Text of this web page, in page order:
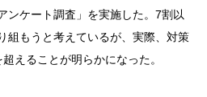
ンケート調査」を実施した。7割以
組もうと考えているが、実際、対策
えることが明らかになった。